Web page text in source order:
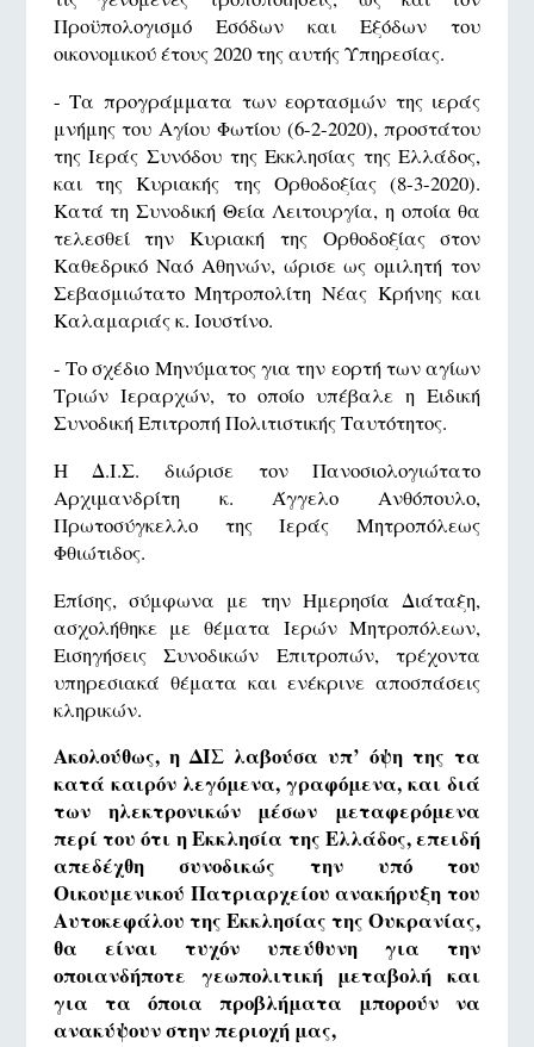
Προϋπολογισμό Εσόδων και Εξόδων του
οικονομικού έτους 2020 της αυτής Υπηρεσίας.
- Τα προγράμματα των εορτασμών της ιεράς
μνήμης του Αγίου Φωτίου (6-2-2020), προστάτου
της Ιεράς Συνόδου της Εκκλησίας της Ελλάδος,
και της Κυριακής της Ορθοδοξίας (8-3-2020).
Κατά τη Συνοδική Θεία Λειτουργία, η οποία θα
τελεσθεί την Κυριακή της Ορθοδοξίας στον
Καθεδρικό Ναό Αθηνών, ώρισε ως ομιλητή τον
Σεβασμιώτατο Μητροπολίτη Νέας Κρήνης και
Καλαμαριάς κ. Ιουστίνο.
- Το σχέδιο Μηνύματος για την εορτή των αγίων
Τριών Ιεραρχών, το οποίο υπέβαλε η Ειδική
Συνοδική Επιτροπή Πολιτιστικής Ταυτότητος.
Η Δ.Ι.Σ. διώρισε τον Πανοσιολογιώτατο
Αρχιμανδρίτη κ. Άγγελο Ανθόπουλο,
Πρωτοσύγκελλο της Ιεράς Μητροπόλεως
Φθιώτιδος.
Επίσης, σύμφωνα με την Ημερησία Διάταξη,
ασχολήθηκε με θέματα Ιερών Μητροπόλεων,
Εισηγήσεις Συνοδικών Επιτροπών, τρέχοντα
υπηρεσιακά θέματα και ενέκρινε αποσπάσεις
κληρικών.
Ακολούθως, η ΔΙΣ λαβούσα υπ’ όψη της τα
κατά καιρόν λεγόμενα, γραφόμενα, και διά
των ηλεκτρονικών μέσων μεταφερόμενα
περί του ότι η Εκκλησία της Ελλάδος, επειδή
απεδέχθη συνοδικώς την υπό του
Οικουμενικού Πατριαρχείου ανακήρυξη του
Αυτοκεφάλου της Εκκλησίας της Ουκρανίας,
θα είναι τυχόν υπεύθυνη για την
οποιανδήποτε γεωπολιτική μεταβολή και
για τα όποια προβλήματα μπορούν να
ανακύψουν στην περιοχή μας,